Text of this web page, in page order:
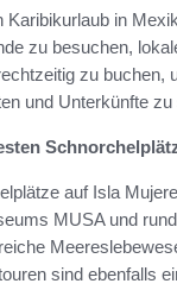
Karibikurlaub in
zu besuchen,
zu buchen,
und Unterkünfte zu
auf Isla
MUSA und
sind ebenfalls